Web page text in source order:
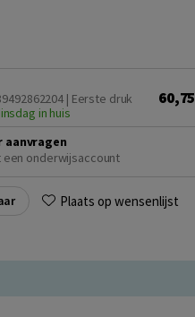
| Eerste druk
in huis
60,75
aanvragen
onderwijsaccount
Plaats op wensenlijst